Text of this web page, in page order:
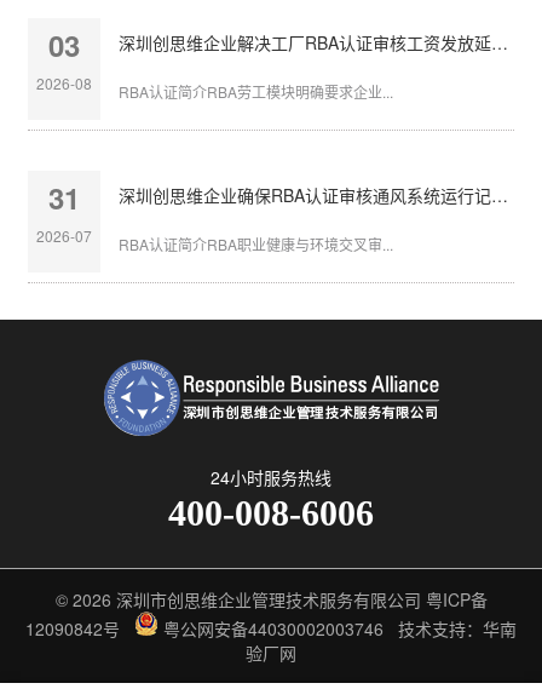
03
2026-08
深圳创思维企业解决工厂RBA认证审核工资发放延迟问题
RBA认证简介RBA劳工模块明确要求企业...
31
2026-07
深圳创思维企业确保RBA认证审核通风系统运行记录完整
RBA认证简介RBA职业健康与环境交叉审...
24小时服务热线
400-008-6006
© 2026 深圳市创思维企业管理技术服务有限公司 粤ICP备
12090842号
粤公网安备44030002003746 技术支持：华南
验厂网